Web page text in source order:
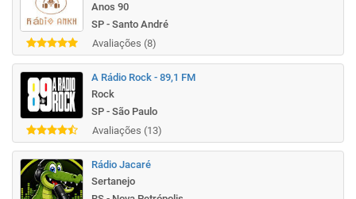
Anos 90
SP - Santo André
Avaliações (8)
A Rádio Rock - 89,1 FM
Rock
SP - São Paulo
Avaliações (13)
Rádio Jacaré
Sertanejo